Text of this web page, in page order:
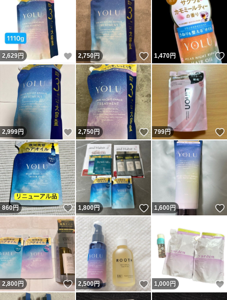
2,629円 いいね！
2,750円 いいね！
1,470円
2,999円 いいね！
2,750円 いいね！
799円
860円 いいね！
1,800円 いいね！
1,600円
2,800円 いいね！
2,500円 いいね！
1,000 円